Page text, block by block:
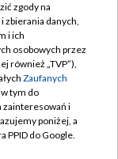
zgody na
zbierania danych,
i ich
osobowych przez
również „TVP”),
Zaufanych
tym do
zainteresowań i
poniżej, a
PPID do Google.